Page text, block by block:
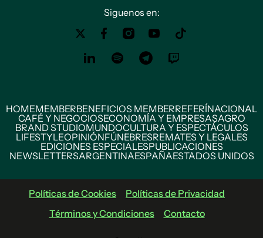
Siguenos en:
HOMEMEMBERBENEFICIOS MEMBERREFERÍNACIONAL
CAFÉ Y NEGOCIOSECONOMÍA Y EMPRESASAGRO
BRAND STUDIOMUNDOCULTURA Y ESPECTÁCULOS
LIFESTYLEOPINIÓNFÚNEBRESREMATES Y LEGALES
EDICIONES ESPECIALESPUBLICACIONES
NEWSLETTERSARGENTINAESPAÑAESTADOS UNIDOS
Políticas de Cookies
Políticas de Privacidad
Términos y Condiciones
Contacto